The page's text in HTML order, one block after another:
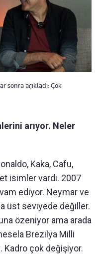
sonra açıkladı: Çok
arıyor. Neler
Kaka, Cafu,
isimler vardı. 2007
ediyor. Neymar ve
üst seviyede değiller.
özeniyor ama arada
Brezilya Milli
Kadro çok değişiyor.